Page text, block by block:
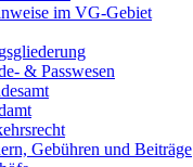
im VG-Gebiet
& Passwesen
Gebühren und Beiträge